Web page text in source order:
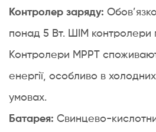
літієві
Поширені
проблеми
сонячної
Контролер заряду:
понад 5 Вт. ШІМ контролери
Контролери MPPT
енергії, особливо в
умовах.
Батарея: Свинцево-